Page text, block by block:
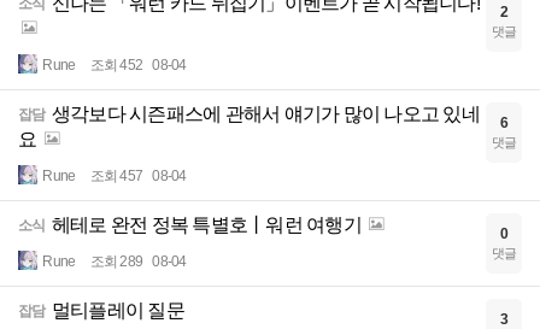
소식
Rune 조회 452 08-04
2
댓글
잡담 생각보다 시즌패스에 관해서 얘기가 많이 나오고 있네
요
Rune 조회 457 08-04
6
댓글
소식 헤테로 완전 정복 특별호丨워런 여행기
Rune 조회 289 08-04
0
댓글
잡담 멀티플레이 질문 3